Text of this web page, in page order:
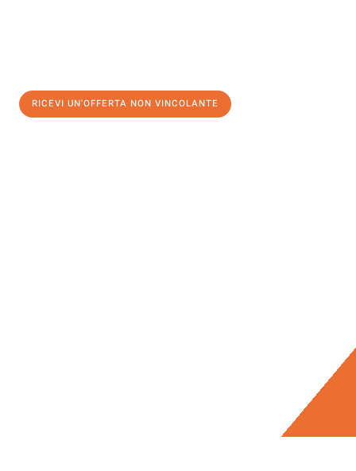
RICEVI UN'OFFERTA NON VINCOLANTE